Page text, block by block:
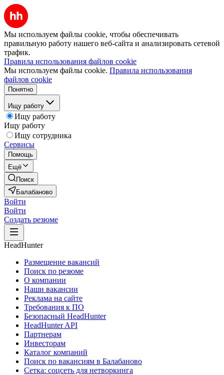
Мы используем файлы cookie, чтобы обеспечивать
правильную работу нашего веб-сайта и анализировать сетевой
трафик.
Правила использования файлов cookie
Мы используем файлы cookie. Правила использования
файлов cookie
Понятно
Ищу работу
Ищу работу
Ищу работу
Ищу сотрудника
Сервисы
Помощь
Ещё
Поиск
Балабаново
Войти
Войти
Создать резюме
HeadHunter
Размещение вакансий
Поиск по резюме
О компании
Наши вакансии
Реклама на сайте
Требования к ПО
Безопасный HeadHunter
HeadHunter API
Партнерам
Инвесторам
Каталог компаний
Поиск по вакансиям в Балабаново
Сетка: соцсеть для нетворкинга